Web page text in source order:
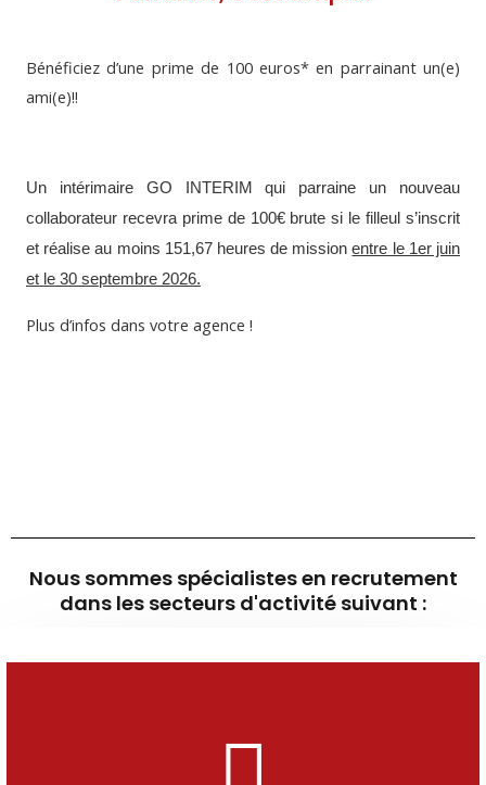
Bénéficiez d’une prime de 100 euros* en parrainant un(e)
ami(e)!!
Un intérimaire GO INTERIM qui parraine un nouveau
collaborateur recevra prime de 100€ brute si le filleul s’inscrit
et réalise au moins 151,67 heures de missionentre le 1er juin
et le 30 septembre 2026.
Plus d’infos dans votre agence !
Nous sommes spécialistes en recrutement
dans les secteurs d'activité suivant :